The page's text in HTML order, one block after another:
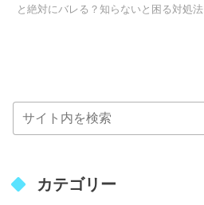
と絶対にバレる？知らないと困る対処法
カテゴリー